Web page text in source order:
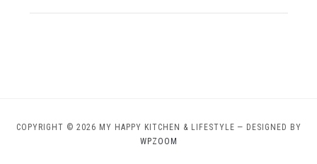
COPYRIGHT © 2026 MY HAPPY KITCHEN & LIFESTYLE — DESIGNED BY
WPZOOM